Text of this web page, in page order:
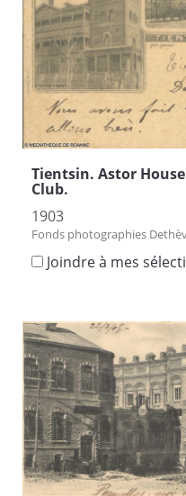
Tientsin. Astor
Club.
1903
Fonds photographies
Joindre à mes